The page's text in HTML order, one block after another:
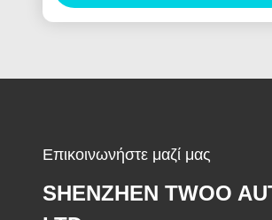
Επικοινωνήστε μαζί μας
SHENZHEN TWOO